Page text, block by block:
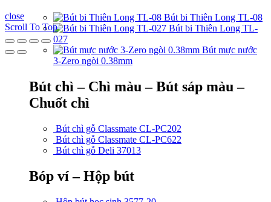
Bút bi Thiên Long TL-08
Bút bi Thiên Long TL-
027
Bút mực nước
3-Zero ngòi 0.38mm
Bút chì – Chì màu – Bút sáp màu –
Chuốt chì
Bút chì gỗ Classmate CL-PC202
Bút chì gỗ Classmate CL-PC622
Bút chì gỗ Deli 37013
Bóp ví – Hộp bút
close
Scroll To Top